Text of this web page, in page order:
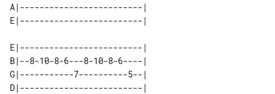
A|-------------------------|
E|-------------------------|
B|--8-10-8-6---8-10-8-6----|
G|-----------7----------5--|
D|-------------------------|